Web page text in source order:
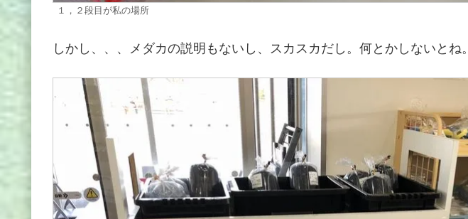
１，２段目が私の場所
しかし、、、メダカの説明もないし、スカスカだし。何とかしないとね。